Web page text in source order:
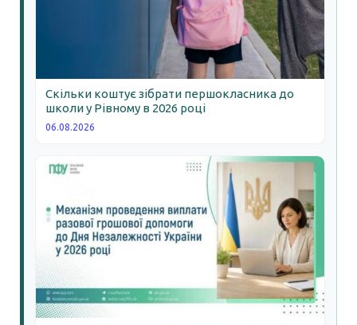
Скільки коштує зібрати першокласника до
школи у Рівному в 2026 році
06.08.2026